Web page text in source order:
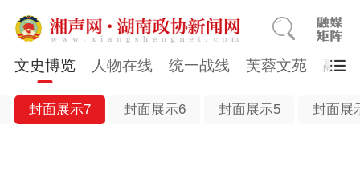
文史博览 人物在线 统一战线 芙蓉文苑 融媒
封面展示7 封面展示6 封面展示5 封面展